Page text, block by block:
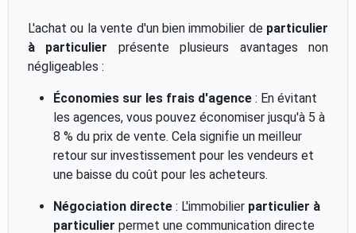
L'achat ou la vente d'un bien immobilier de particulier
à particulier présente plusieurs avantages non
négligeables :
Économies sur les frais d'agence: En évitant
les agences, vous pouvez économiser jusqu'à 5 à
8 % du prix de vente. Cela signifie un meilleur
retour sur investissement pour les vendeurs et
une baisse du coût pour les acheteurs.
Négociation directe: L'immobilier particulier à
particulier permet une communication directe